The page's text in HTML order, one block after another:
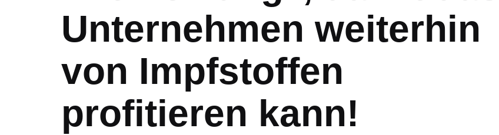
Unternehmen weiterhin
von Impfstoffen
profitieren kann!